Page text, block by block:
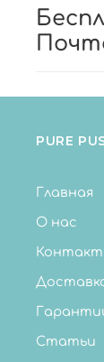
PURE
Главная
О нас
Статьи